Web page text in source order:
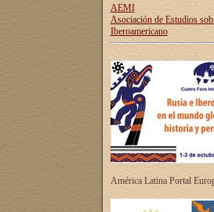
AEMI
Asociación de Estudios
Iberoamericano
América Latina Portal